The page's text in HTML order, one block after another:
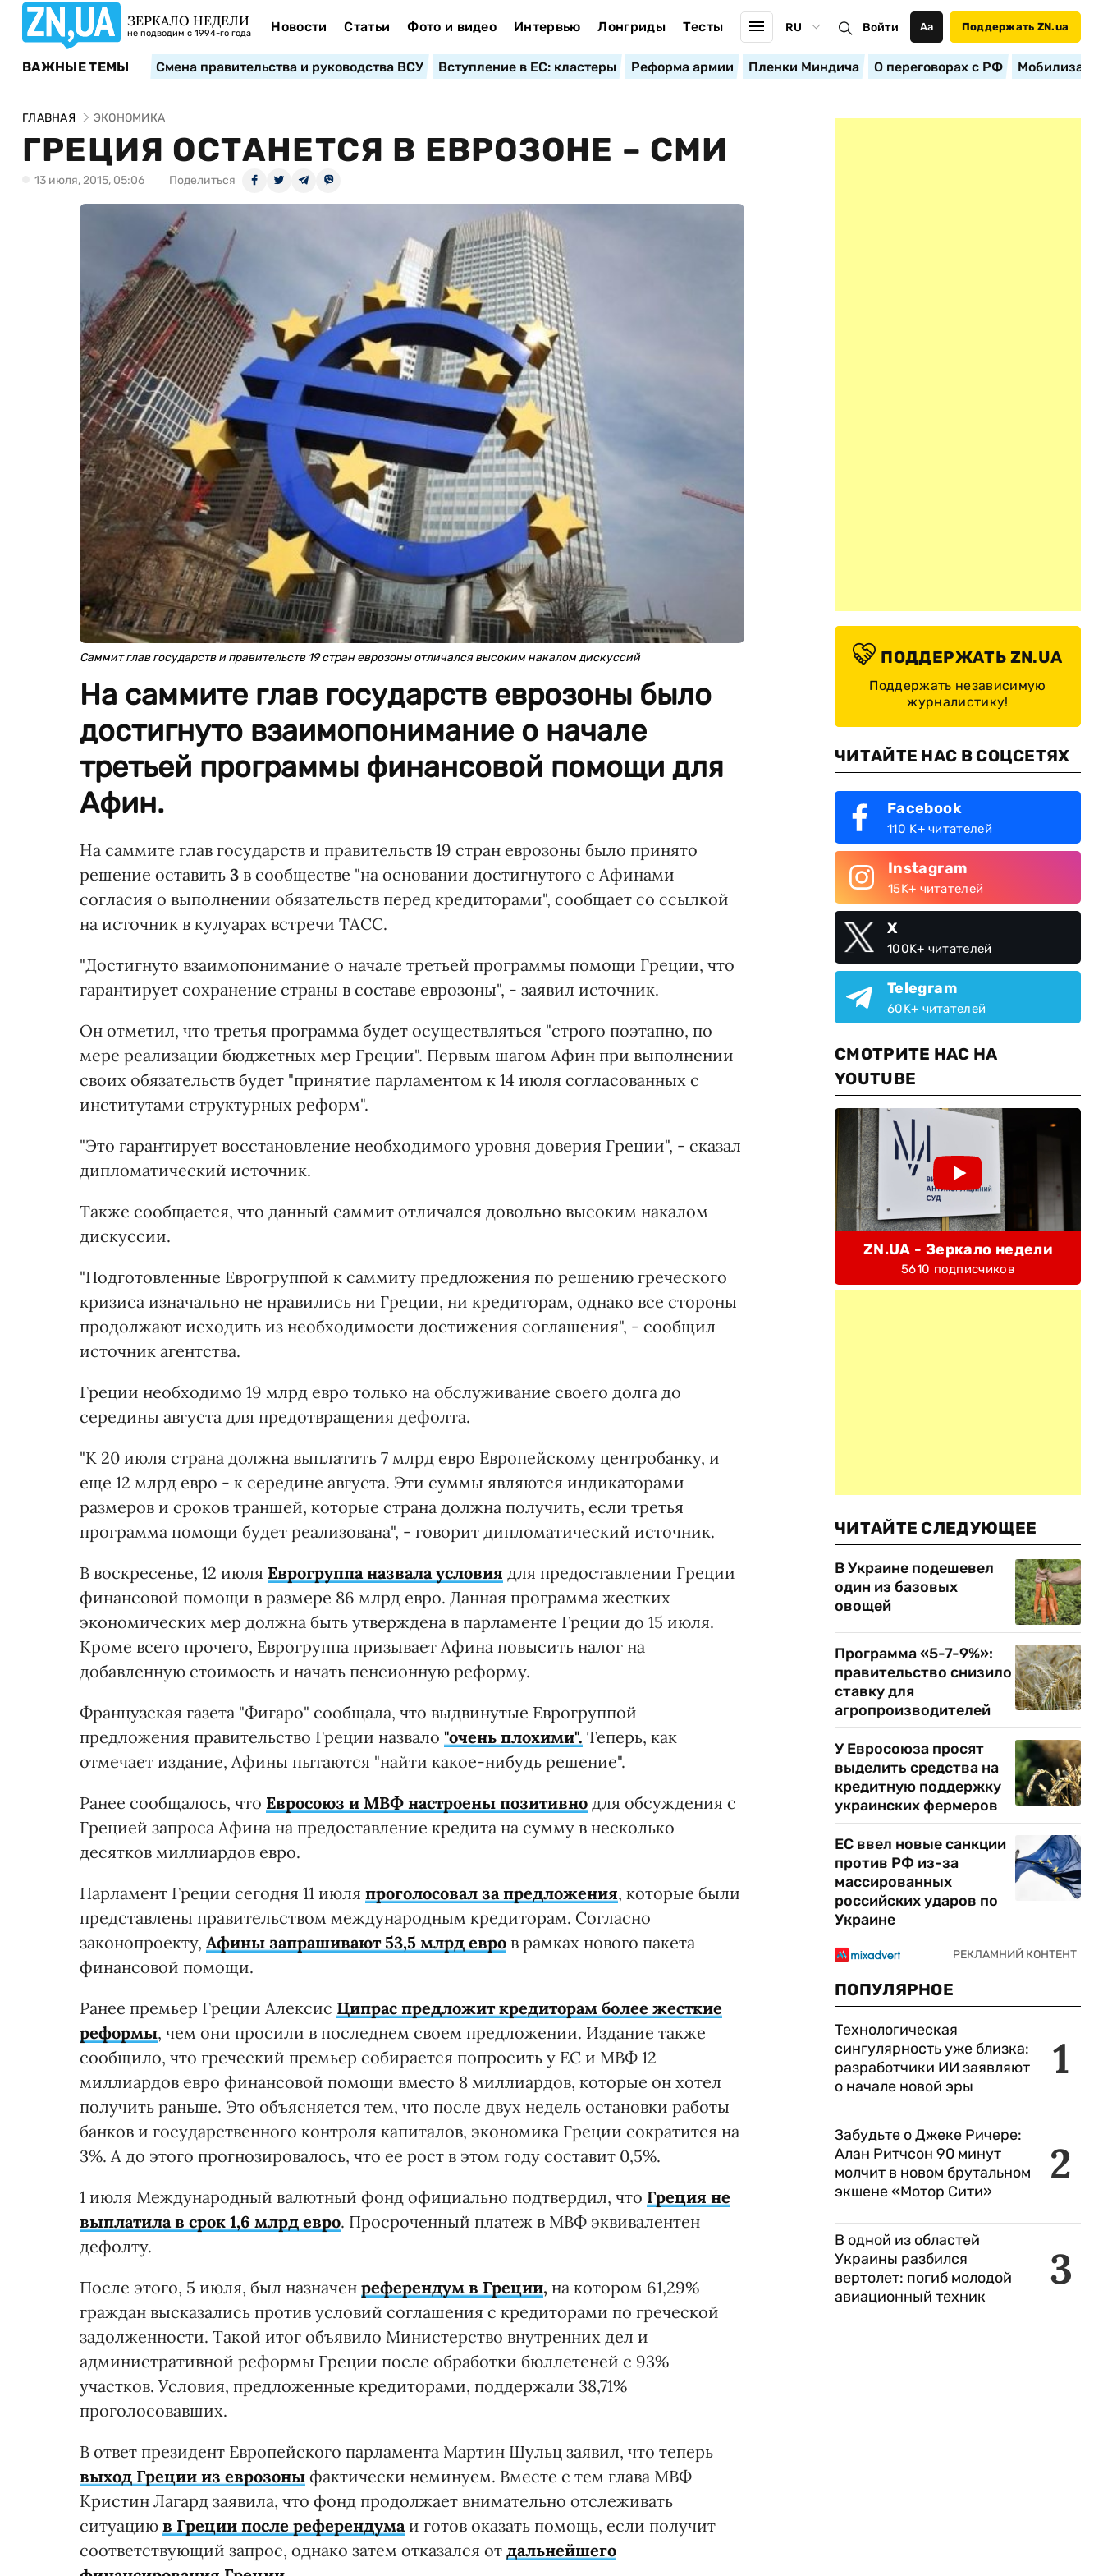
ЗЕРКАЛО НЕДЕЛИ
не подводим с 1994-го года Новости Статьи Фото и видео Интервью Лонгриды Тесты RU Войти Аа Поддержать ZN.ua
ВАЖНЫЕ ТЕМЫ Смена правительства и руководства ВСУ Вступление в ЕС: кластеры Реформа армии Пленки Миндича О переговорах с РФ
ГЛАВНАЯ ЭКОНОМИКА
ГРЕЦИЯ ОСТАНЕТСЯ В ЕВРОЗОНЕ – СМИ
13 июля, 2015, 05:06 Поделиться
Саммит глав государств и правительств 19 стран еврозоны отличался высоким накалом дискуссий
На саммите глав государств еврозоны было
достигнуто взаимопонимание о начале
третьей программы финансовой помощи для
Афин.
На саммите глав государств и правительств 19 стран еврозоны было принято
решение оставить 3 в сообществе "на основании достигнутого с Афинами
согласия о выполнении обязательств перед кредиторами", сообщает со ссылкой
на источник в кулуарах встречи ТАСС.
"Достигнуто взаимопонимание о начале третьей программы помощи Греции, что
гарантирует сохранение страны в составе еврозоны", - заявил источник.
Он отметил, что третья программа будет осуществляться "строго поэтапно, по
мере реализации бюджетных мер Греции". Первым шагом Афин при выполнении
своих обязательств будет "принятие парламентом к 14 июля согласованных с
институтами структурных реформ".
"Это гарантирует восстановление необходимого уровня доверия Греции", - сказал
дипломатический источник.
Также сообщается, что данный саммит отличался довольно высоким накалом
дискуссии.
"Подготовленные Еврогруппой к саммиту предложения по решению греческого
кризиса изначально не нравились ни Греции, ни кредиторам, однако все стороны
продолжают исходить из необходимости достижения соглашения", - сообщил
источник агентства.
Греции необходимо 19 млрд евро только на обслуживание своего долга до
середины августа для предотвращения дефолта.
"К 20 июля страна должна выплатить 7 млрд евро Европейскому центробанку, и
еще 12 млрд евро - к середине августа. Эти суммы являются индикаторами
размеров и сроков траншей, которые страна должна получить, если третья
программа помощи будет реализована", - говорит дипломатический источник.
В воскресенье, 12 июля Еврогруппа назвала условия для предоставлении Греции
финансовой помощи в размере 86 млрд евро. Данная программа жестких
экономических мер должна быть утверждена в парламенте Греции до 15 июля.
Кроме всего прочего, Еврогруппа призывает Афина повысить налог на
добавленную стоимость и начать пенсионную реформу.
Французская газета "Фигаро" сообщала, что выдвинутые Еврогруппой
предложения правительство Греции назвало "очень плохими". Теперь, как
отмечает издание, Афины пытаются "найти какое-нибудь решение".
Ранее сообщалось, что Евросоюз и МВФ настроены позитивно для обсуждения с
Грецией запроса Афина на предоставление кредита на сумму в несколько
десятков миллиардов евро.
Парламент Греции сегодня 11 июля проголосовал за предложения, которые были
представлены правительством международным кредиторам. Согласно
законопроекту, Афины запрашивают 53,5 млрд евро в рамках нового пакета
финансовой помощи.
Ранее премьер Греции Алексис Ципрас предложит кредиторам более жесткие
реформы, чем они просили в последнем своем предложении. Издание также
сообщило, что греческий премьер собирается попросить у ЕС и МВФ 12
миллиардов евро финансовой помощи вместо 8 миллиардов, которые он хотел
получить раньше. Это объясняется тем, что после двух недель остановки работы
банков и государственного контроля капиталов, экономика Греции сократится на
3%. А до этого прогнозировалось, что ее рост в этом году составит 0,5%.
1 июля Международный валютный фонд официально подтвердил, что Греция не
выплатила в срок 1,6 млрд евро. Просроченный платеж в МВФ эквивалентен
дефолту.
После этого, 5 июля, был назначен референдум в Греции, на котором 61,29%
граждан высказались против условий соглашения с кредиторами по греческой
задолженности. Такой итог объявило Министерство внутренних дел и
административной реформы Греции после обработки бюллетеней с 93%
участков. Условия, предложенные кредиторами, поддержали 38,71%
проголосовавших.
В ответ президент Европейского парламента Мартин Шульц заявил, что теперь
выход Греции из еврозоны фактически неминуем. Вместе с тем глава МВФ
Кристин Лагард заявила, что фонд продолжает внимательно отслеживать
ситуацию в Греции после референдума и готов оказать помощь, если получит
соответствующий запрос, однако затем отказался от дальнейшего
ПОДДЕРЖАТЬ ZN.UA
Поддержать независимую
журналистику!
ЧИТАЙТЕ НАС В СОЦСЕТЯХ
Facebook
110 K+ читателей
Instagram
15K+ читателей
X
100K+ читателей
Telegram
60K+ читателей
СМОТРИТЕ НАС НА
YOUTUBE
ZN.UA - Зеркало недели
5610 подписчиков
ЧИТАЙТЕ СЛЕДУЮЩЕЕ
В Украине подешевел
один из базовых
овощей
Программа «5-7-9%»:
правительство снизило
ставку для
агропроизводителей
У Евросоюза просят
выделить средства на
кредитную поддержку
украинских фермеров
ЕС ввел новые санкции
против РФ из-за
массированных
российских ударов по
Украине
ПОПУЛЯРНОЕ
1
Технологическая
сингулярность уже близка:
разработчики ИИ заявляют
о начале новой эры
2
Забудьте о Джеке Ричере:
Алан Ритчсон 90 минут
молчит в новом брутальном
экшене «Мотор Сити»
3
В одной из областей
Украины разбился
вертолет: погиб молодой
авиационный техник